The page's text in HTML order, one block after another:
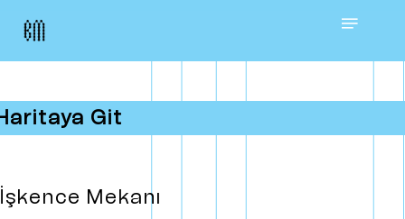
Skip
content
Menu
Git
İşkence Mekanı